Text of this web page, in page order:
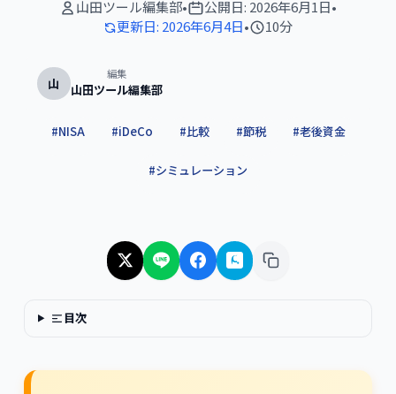
山田ツール編集部• 公開日: 2026年6月1日 •
更新日: 2026年6月4日 • 10分
山
編集
山田ツール編集部
#NISA #iDeCo # 比較 #節税 #老後資金
#シミュレーション
目次